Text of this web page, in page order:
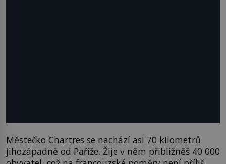
Městečko Chartres se nachází asi 70 kilometrů
jihozápadně od Paříže. Žije v něm přibližněš 40 000